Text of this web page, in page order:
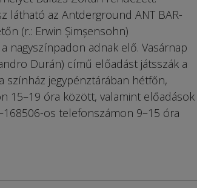
látható az Antderground ANT BAR-
(r.: Erwin Șimșensohn)
nagyszínpadon adnak elő. Vasárnap
Durán) című előadást játsszák a
színház jegypénztárában hétfőn,
15–19 óra között, valamint előadások
os telefonszámon 9–15 óra